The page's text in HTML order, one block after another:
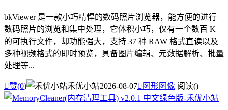
bkViewer 是一款小巧精悍的数码照片浏览器，能方便的进行
数码照片的浏览和集中处理，它体积小巧，仅有一个数百 K
的可执行文件，却功能强大，支持 37 种 RAW 格式直读以及
多种视频格式的即时预览，具备图片编辑、元数据解析、批量
处理等...
赞(0) 禾优小站2026-08-07 图形图像 阅读()